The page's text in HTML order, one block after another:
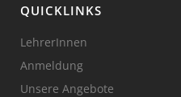
QUICKLINKS
LehrerInnen
Anmeldung
Unsere Angebote